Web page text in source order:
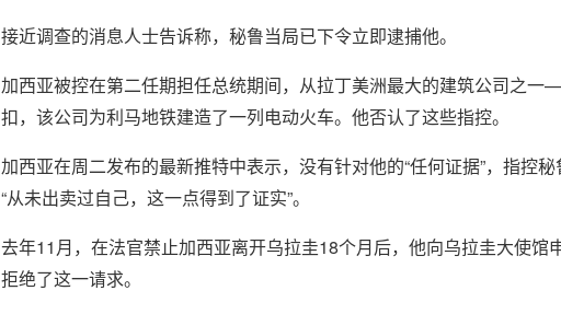
接近调查的消息人士告诉称，秘鲁当局已下令立即逮捕他。
加西亚被控在第二任期担任总统期间，从拉丁美洲最大的建筑公司之
扣，该公司为利马地铁建造了一列电动火车。他否认了这些指控。
加西亚在周二发布的最新推特中表示，没有针对他的“任何证据”，指控
“从未出卖过自己，这一点得到了证实”。
去年11月，在法官禁止加西亚离开乌拉圭18个月后，他向乌拉圭大使馆
拒绝了这一请求。